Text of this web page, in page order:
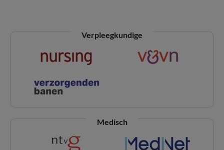
Verpleegkundige
Medisch